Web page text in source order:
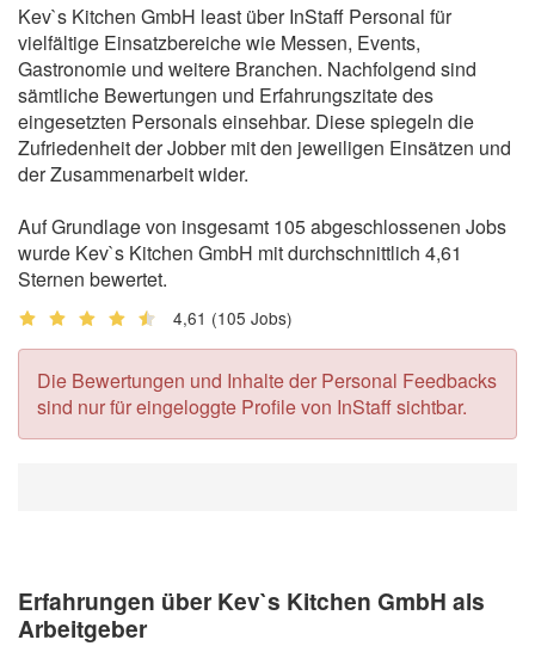
Kev`s Kitchen GmbH least über InStaff Personal für
vielfältige Einsatzbereiche wie Messen, Events,
Gastronomie und weitere Branchen. Nachfolgend sind
sämtliche Bewertungen und Erfahrungszitate des
eingesetzten Personals einsehbar. Diese spiegeln die
Zufriedenheit der Jobber mit den jeweiligen Einsätzen und
der Zusammenarbeit wider.
Auf Grundlage von insgesamt 105 abgeschlossenen Jobs
wurde Kev`s Kitchen GmbH mit durchschnittlich 4,61
Sternen bewertet.
4,61 (105 Jobs)
Die Bewertungen und Inhalte der Personal Feedbacks
sind nur für eingeloggte Profile von InStaff sichtbar.
Erfahrungen über Kev`s Kitchen GmbH als
Arbeitgeber